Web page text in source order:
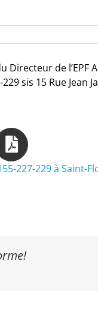
de l’EPF
sis 15 Rue Jean
227-229 à Saint-